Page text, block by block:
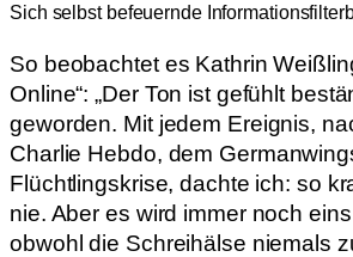
Sich selbst befeuernde
So beobachtet es Kathrin
Online“: „Der Ton ist gefühlt
geworden. Mit jedem Ereignis,
Charlie Hebdo, dem
Flüchtlingskrise, dachte ich: so
nie. Aber es wird immer noch
obwohl die Schreihälse niemals